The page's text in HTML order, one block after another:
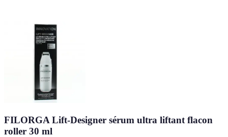
FILORGA Lift-Designer sérum ultra liftant flacon
roller 30 ml